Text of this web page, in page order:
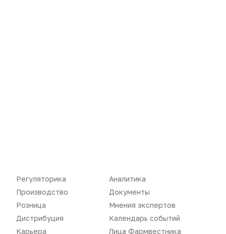
Новости
Регуляторика
Производство
Репортажи
Вебинары
Подкасты
Регуляторика
Производство
Розница
Дистрибуция
Карьера
Аналитика
Документы
Мнения экспертов
Календарь событий
Лица Фармвестника